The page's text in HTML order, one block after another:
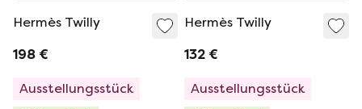
Hermès Twilly
198 €
Ausstellungsstück
Hermès Twilly
132 €
Ausstellungsstück